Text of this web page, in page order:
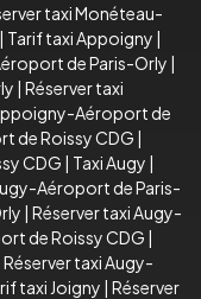
taxi Monéteau-
| Tarif taxi Appoigny |
de Paris-Orly |
| Réserver taxi
Aéroport de
de Roissy CDG |
CDG | Taxi Augy |
Aéroport de Paris-
| Réserver taxi Augy-
de Roissy CDG |
Réserver taxi Augy-
taxi Joigny | Réserver